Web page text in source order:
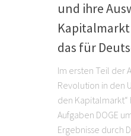
und ihre
Kapitalmarkt
das für
Im ersten Teil der
Revolution in den
den
Aufgaben DOGE
Ergebnisse durch